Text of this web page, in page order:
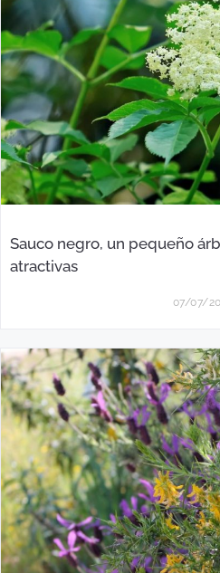
Sauco negro, un pequeño
atractivas
07/07/